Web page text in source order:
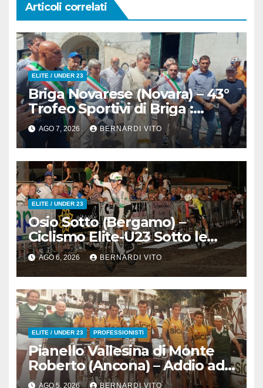
Articoli correlati
ELITE / UNDER 23
Briga Novarese (Novara) – 43°
Trofeo Sportivi di Briga :
Nicolò Arrighetti è ancora lui il
Re del Muro di San
Colombano
AGO 7, 2026 BERNARDI VITO
ELITE / UNDER 23
Osio Sotto (Bergamo) –
Ciclismo Elite-U23 Sotto le
Stelle : Kevin Bertoncelli (SC
Padovani-Polo Cherry Bank)
su Andrea Biancalani
(Beltrami TSA Tre Colli)
AGO 6, 2026 BERNARDI VITO
ELITE / UNDER 23 PROFESSIONISTI
Pianello Vallesina di Monte
Roberto (Ancona) – Addio ad
Alderino Bartoloni, Direttore
AGO 5, 2026 BERNARDI VITO